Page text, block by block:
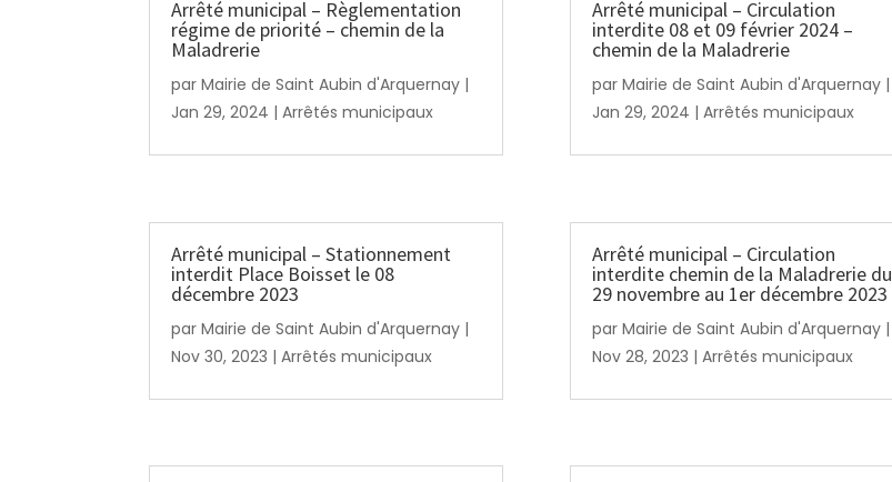
Arrêté municipal – Règlementation
régime de priorité – chemin de la
Maladrerie
parMairie de Saint Aubin d'Arquernay |
Jan 29, 2024 |Arrêtés municipaux
Arrêté municipal – Stationnement
interdit Place Boisset le 08
décembre 2023
parMairie de Saint Aubin d'Arquernay |
Nov 30, 2023 |Arrêtés municipaux
Arrêté municipal – Circulation
interdite 08 et 09 février 2024 –
chemin de la Maladrerie
par Mairie de Saint Aubin d'Arquernay|
Jan 29, 2024 | Arrêtés municipaux
Arrêté municipal – Circulation
interdite chemin de la Maladrerie du
29 novembre au 1er décembre 2023
par Mairie de Saint Aubin d'Arquernay|
Nov 28, 2023 | Arrêtés municipaux